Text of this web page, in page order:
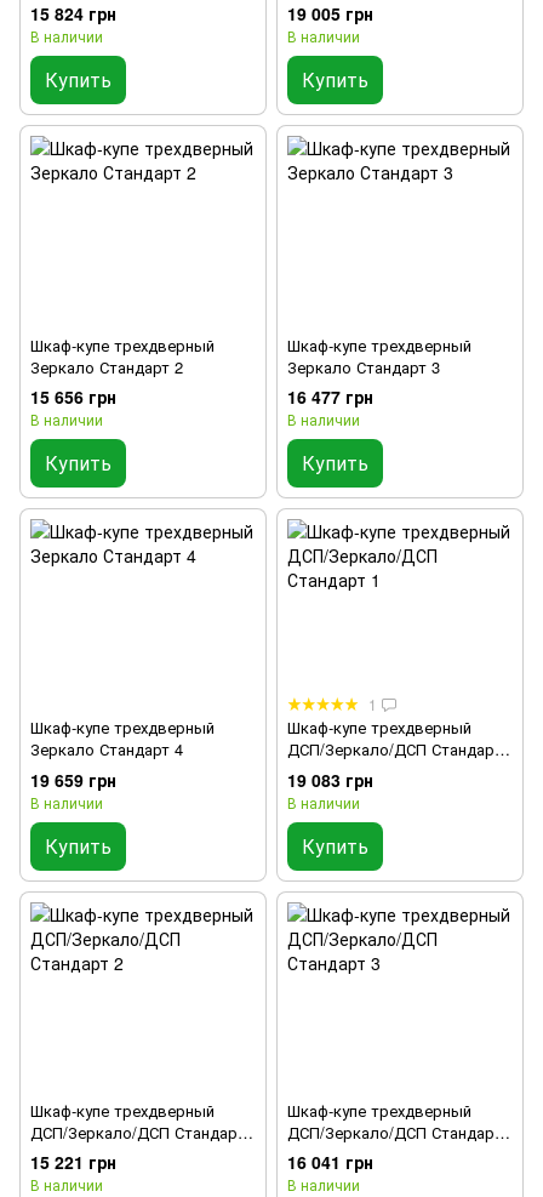
15 824 грн
В наличии
Купить
19 005 грн
В наличии
Купить
Шкаф-купе трехдверный
Зеркало Стандарт 2
15 656 грн
В наличии
Купить
Шкаф-купе трехдверный
Зеркало Стандарт 3
16 477 грн
В наличии
Купить
Шкаф-купе трехдверный
Зеркало Стандарт 4
19 659 грн
В наличии
Купить
1
Шкаф-купе трехдверный
ДСП/Зеркало/ДСП Стандарт
1
19 083 грн
В наличии
Купить
Шкаф-купе трехдверный
ДСП/Зеркало/ДСП Стандарт
2
15 221 грн
В наличии
Шкаф-купе трехдверный
ДСП/Зеркало/ДСП Стандарт
3
16 041 грн
В наличии